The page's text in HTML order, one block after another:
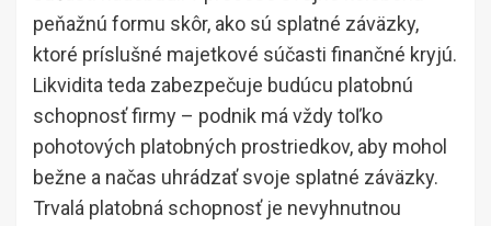
peňažnú formu skôr, ako sú splatné záväzky,
ktoré príslušné majetkové súčasti finančné kryjú.
Likvidita teda zabezpečuje budúcu platobnú
schopnosť firmy – podnik má vždy toľko
pohotových platobných prostriedkov, aby mohol
bežne a načas uhrádzať svoje splatné záväzky.
Trvalá platobná schopnosť je nevyhnutnou